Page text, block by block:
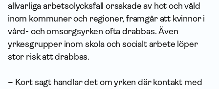
allvarliga arbetsolycksfall orsakade av hot och våld
inom kommuner och regioner, framgår att kvinnor i
vård- och omsorgsyrken ofta drabbas. Även
yrkesgrupper inom skola och socialt arbete löper
stor risk att drabbas.
– Kort sagt handlar det om yrken där kontakt med